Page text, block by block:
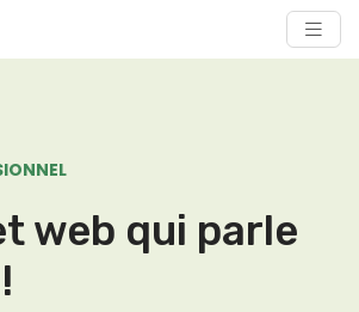
web qui parle